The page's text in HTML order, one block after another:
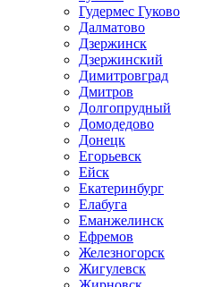
Гудермес Гуково
Далматово
Дзержинск
Дзержинский
Димитровград
Дмитров
Долгопрудный
Домодедово
Донецк
Егорьевск
Ейск
Екатеринбург
Елабуга
Еманжелинск
Ефремов
Железногорск
Жигулевск